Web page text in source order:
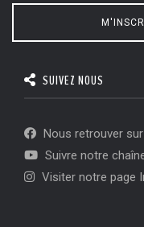
SUIVEZ NOUS
Nous retrouver
Suivre notre
Visiter notre page